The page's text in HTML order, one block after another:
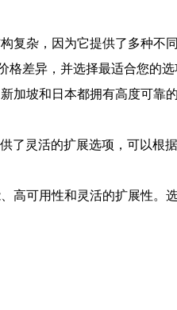
复杂，因为它提供了多种
差异，并选择最适合您的选
加坡和日本都拥有高度可
了灵活的扩展选项，可以
高可用性和灵活的扩展性